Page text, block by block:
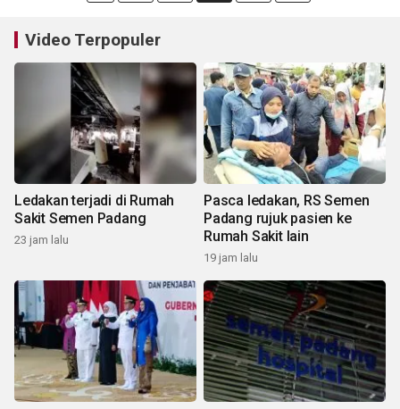
Video Terpopuler
Ledakan terjadi di Rumah
Sakit Semen Padang
23 jam lalu
Pasca ledakan, RS Semen
Padang rujuk pasien ke
Rumah Sakit lain
19 jam lalu